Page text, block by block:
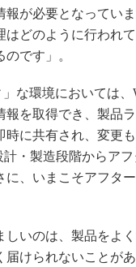
が必要となってい
どのように行われて
です」。
な環境においては、
を取得でき、製品
に共有され、変更
・製造段階からア
、いまこそアフタ
いのは、製品をよ
けられないことが